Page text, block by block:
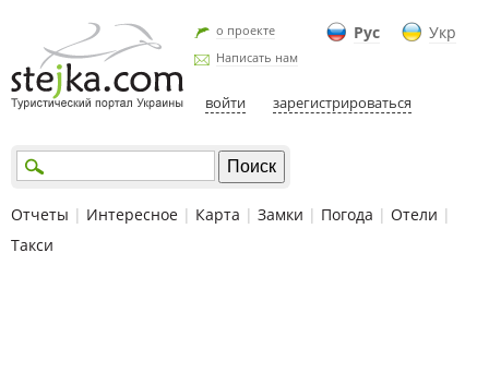
Рус Укр
о проекте
Написать нам
войти зарегистрироваться
Отчеты | Интересное | Карта | Замки | Погода | Отели |
Такси